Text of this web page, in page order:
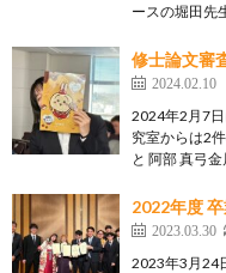
ースの堀田先
修士論文審
2024.02.10
2024年2月7
究室からは2
と 阿部 真弓
2022年度
2023.03.30
2023年3月24